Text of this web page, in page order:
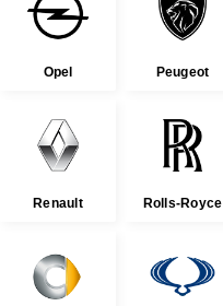
Opel Peugeot
Renault Rolls-Royce